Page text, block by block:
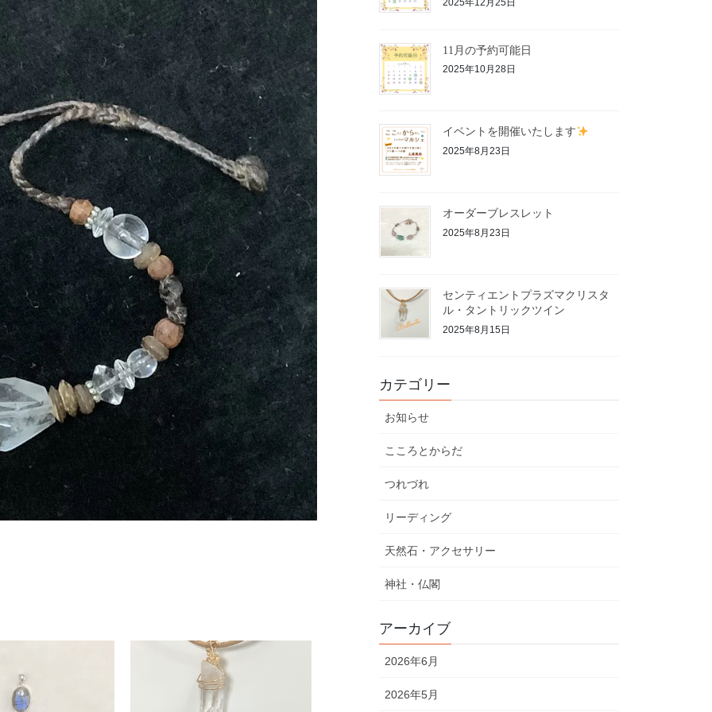
2025年12月25日
11月の予約可能日
2025年10月28日
イベントを開催いたします
2025年8月23日
オーダーブレスレット
2025年8月23日
センティエントプラズマクリスタ
ル・タントリックツイン
2025年8月15日
カテゴリー
お知らせ
こころとからだ
つれづれ
リーディング
天然石・アクセサリー
神社・仏閣
アーカイブ
2026年6月
2026年5月